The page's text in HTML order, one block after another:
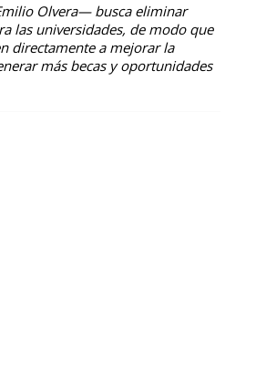
Olvera— busca eliminar
las universidades, de modo que
directamente a mejorar la
más becas y oportunidades